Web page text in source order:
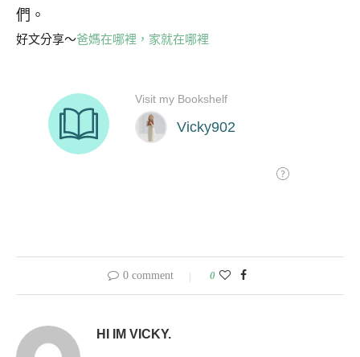
們。
好文分享～爸媽在哪裡，家就在哪裡
0 comment 0
HI IM VICKY.